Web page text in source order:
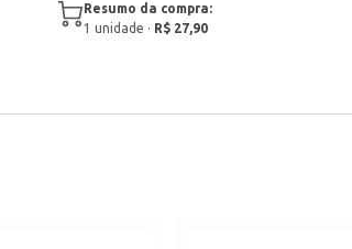
Resumo da compra:
1 unidade · R$ 27,90